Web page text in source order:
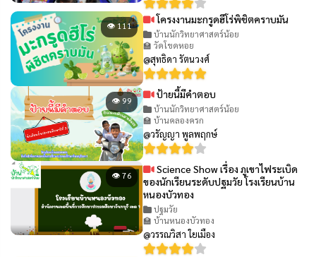
👁 111 โครงงานมะกรูดฮีโร่พิชิตคราบมัน
บ้านนักวิทยาศาสตร์น้อย
🏫 วัดโขดหอย
@สุทธิดา รัตนวงศ์
👁 99 ป้ายนี้มีคำตอบ
บ้านนักวิทยาศาสตร์น้อย
🏫 บ้านคลองครก
@วรัญญา พูลพฤกษ์
👁 76
Science Show เรื่อง ภูเขาไฟระเบิด
ของนักเรียนระดับปฐมวัย โรงเรียนบ้าน
หนองบัวทอง
ปฐมวัย
🏫 บ้านหนองบัวทอง
@วรรณวิสา ใยเมือง